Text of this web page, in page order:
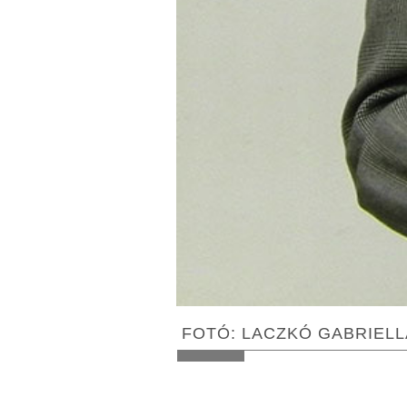
FOTÓ: LACZKÓ